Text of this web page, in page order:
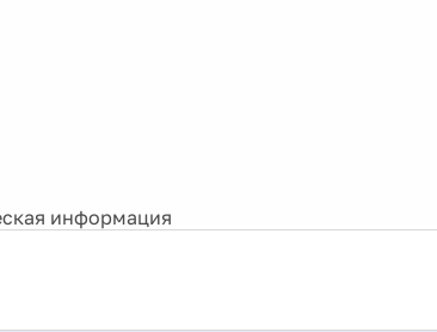
информация